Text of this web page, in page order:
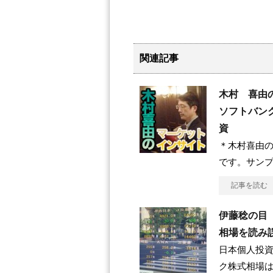
関連記事
木村 喜由
ソフトバン
資
＊木村喜由
です。サン
記事を読む
伊藤稔の目
相場を読み
日本個人
ク株式相場